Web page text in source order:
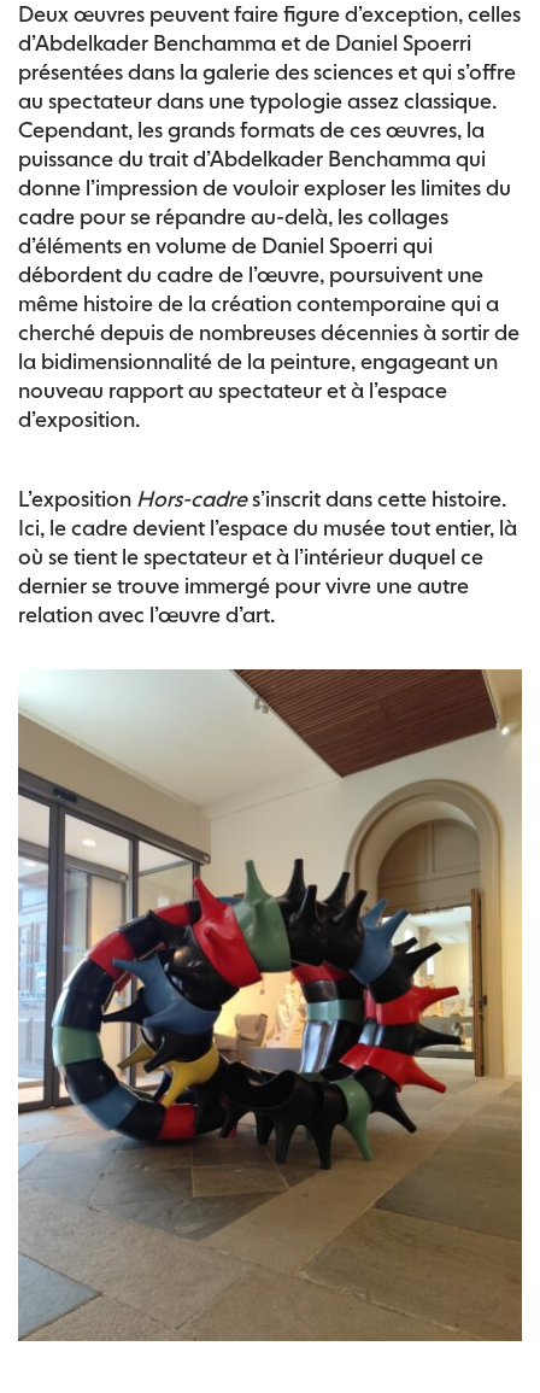
Deux œuvres peuvent faire figure d’exception, celles
d’Abdelkader Benchamma et de Daniel Spoerri
présentées dans la galerie des sciences et qui s’offre
au spectateur dans une typologie assez classique.
Cependant, les grands formats de ces œuvres, la
puissance du trait d’Abdelkader Benchamma qui
donne l’impression de vouloir exploser les limites du
cadre pour se répandre au-delà, les collages
d’éléments en volume de Daniel Spoerri qui
débordent du cadre de l’œuvre, poursuivent une
même histoire de la création contemporaine qui a
cherché depuis de nombreuses décennies à sortir de
la bidimensionnalité de la peinture, engageant un
nouveau rapport au spectateur et à l’espace
d’exposition.
L’exposition Hors-cadres’inscrit dans cette histoire.
Ici, le cadre devient l’espace du musée tout entier, là
où se tient le spectateur et à l’intérieur duquel ce
dernier se trouve immergé pour vivre une autre
relation avec l’œuvre d’art.